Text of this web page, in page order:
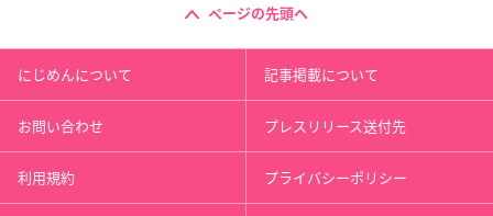
ページの先頭へ
にじめんについて 記事掲載について
お問い合わせ プレスリリース送付先
利用規約 プライバシーポリシー